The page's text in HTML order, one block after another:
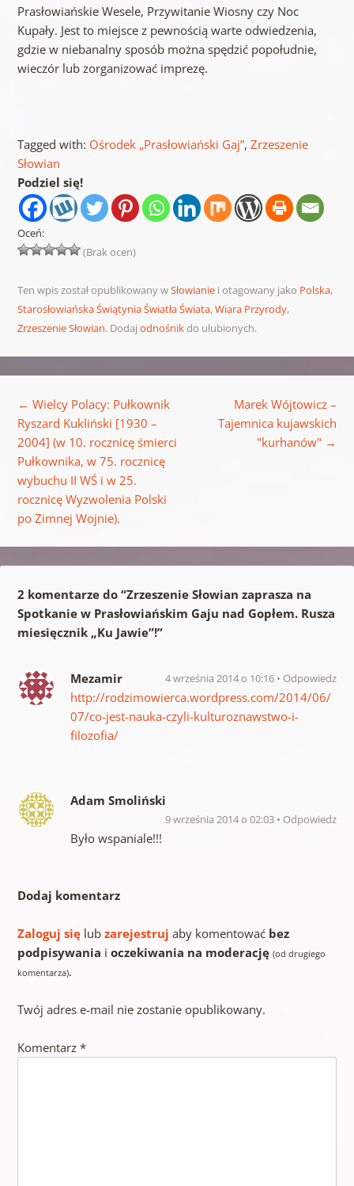
Prasłowiańskie Wesele, Przywitanie Wiosny czy Noc
Kupały. Jest to miejsce z pewnością warte odwiedzenia,
gdzie w niebanalny sposób można spędzić popołudnie,
wieczór lub zorganizować imprezę.
Tagged with: Ośrodek „Prasłowiański Gaj”, Zrzeszenie
Słowian
Podziel się!
Oceń:
(Brak ocen)
Ten wpis został opublikowany wSłowianiei otagowany jako Polska,
Starosłowiańska Świątynia Światła Świata,Wiara Przyrody,
Zrzeszenie Słowian. Dodaj odnośnikdo ulubionych.
← Wielcy Polacy: Pułkownik
Ryszard Kukliński [1930 –
2004] (w 10. rocznicę śmierci
Pułkownika, w 75. rocznicę
wybuchu II WŚ i w 25.
rocznicę Wyzwolenia Polski
po Zimnej Wojnie).
Marek Wójtowicz –
Tajemnica kujawskich
"kurhanów" →
2 komentarze do “Zrzeszenie Słowian zaprasza na
Spotkanie w Prasłowiańskim Gaju nad Gopłem. Rusza
miesięcznik „Ku Jawie”!”
Mezamir 4 września 2014 o 10:16 Odpowiedz
http://rodzimowierca.wordpress.com/2014/06/
07/co-jest-nauka-czyli-kulturoznawstwo-i-
filozofia/
Adam Smoliński
9 września 2014 o 02:03 Odpowiedz
Było wspaniale!!!
Dodaj komentarz
Zaloguj sięlub zarejestruj aby komentować bez
podpisywania i oczekiwania na moderację (od drugiego
komentarza).
Twój adres e-mail nie zostanie opublikowany.
Komentarz *